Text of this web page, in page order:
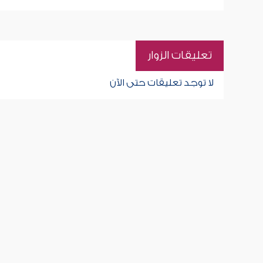
تعليقات الزوار
لا توجد تعليقات حتى الآن